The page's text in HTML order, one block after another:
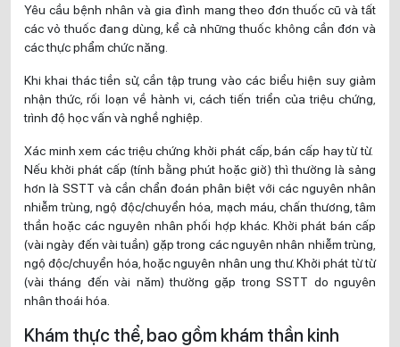
Yêu cầu bệnh nhân và gia đình mang theo đơn thuốc cũ và tất
các vỏ thuốc đang dùng, kể cả những thuốc không cần đơn và
các thực phẩm chức năng.
Khi khai thác tiền sử, cần tập trung vào các biểu hiện suy giảm
nhận thức, rối loạn về hành vi, cách tiến triển của triệu chứng,
trình độ học vấn và nghề nghiệp.
Xác minh xem các triệu chứng khởi phát cấp, bán cấp hay từ từ.
Nếu khởi phát cấp (tính bằng phút hoặc giờ) thì thường là sảng
hơn là SSTT và cần chẩn đoán phân biệt với các nguyên nhân
nhiễm trùng, ngộ độc/chuyển hóa, mạch máu, chấn thương, tâm
thần hoặc các nguyên nhân phối hợp khác. Khởi phát bán cấp
(vài ngày đến vài tuần) gặp trong các nguyên nhân nhiễm trùng,
ngộ độc/chuyển hóa, hoặc nguyên nhân ung thư. Khởi phát từ từ
(vài tháng đến vài năm) thường gặp trong SSTT do nguyên
nhân thoái hóa.
Khám thực thể, bao gồm khám thần kinh